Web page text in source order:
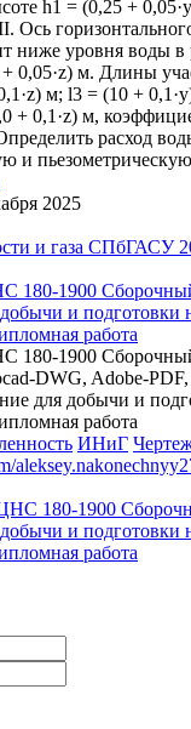
h1 = (0,25 +
Ось
ниже уровня воды в
0,05·z) м. Длины
м; l3 = (10 +
+ 0,1·z) м,
расход
и
2025
180-1900
и подготовки
работа
180-1900
DWG, Adobe-PDF,
для добычи и
работа
ИНиГ